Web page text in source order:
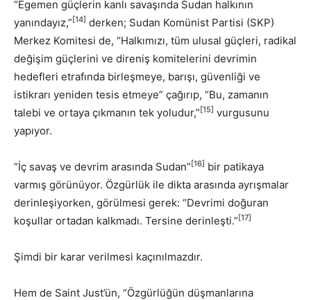
“Egemen güçlerin kanlı savaşında Sudan halkının
yanındayız,” [14] derken; Sudan Komünist Partisi (SKP)
Merkez Komitesi de, “Halkımızı, tüm ulusal güçleri, radikal
değişim güçlerini ve direniş komitelerini devrimin
hedefleri etrafında birleşmeye, barışı, güvenliği ve
istikrarı yeniden tesis etmeye” çağırıp, “Bu, zamanın
talebi ve ortaya çıkmanın tek yoludur,” [15] vurgusunu
yapıyor.
“İç savaş ve devrim arasında Sudan” [16] bir patikaya
varmış görünüyor. Özgürlük ile dikta arasında ayrışmalar
derinleşiyorken, görülmesi gerek: “Devrimi doğuran
koşullar ortadan kalkmadı. Tersine derinleşti.” [17]
Şimdi bir karar verilmesi kaçınılmazdır.
Hem de Saint Just’ün, “Özgürlüğün düşmanlarına